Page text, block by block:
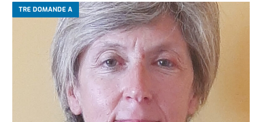
TRE DOMANDE A